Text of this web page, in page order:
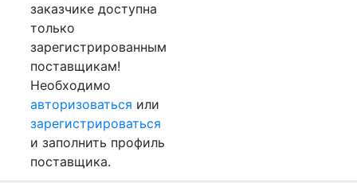
заказчике доступна
только
зарегистрированным
поставщикам!
Необходимо
авторизоваться или
зарегистрироваться
и заполнить профиль
поставщика.